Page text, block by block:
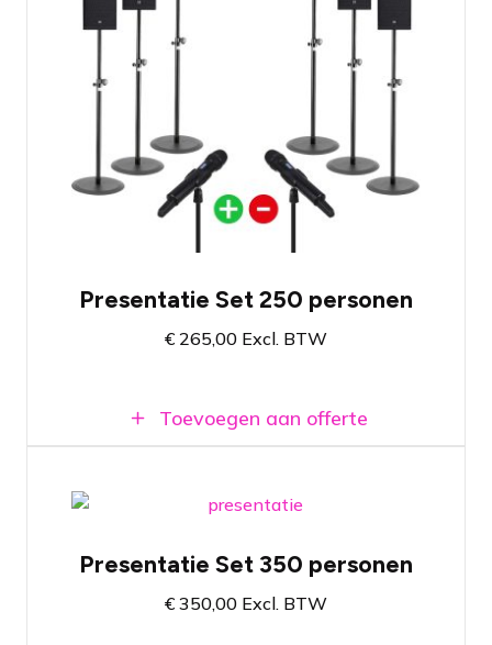
Spraakset voor presentaties rond de 250
Kies zelf het type en aantal benodigde
microfoons
Bestaat uit zes speakers en een
mengtafel
Presentatie Set 250 personen
€ 265,00 Excl. BTW
Toevoegen aan offerte
Spraakset voor presentaties rond de 350
Kies zelf het type en aantal benodigde
Bestaat uit acht speakers en een
Presentatie Set 350 personen
€ 350,00 Excl. BTW